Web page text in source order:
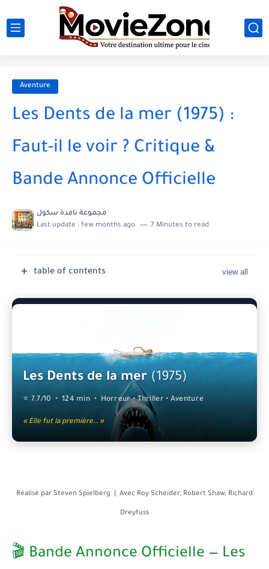
Aventure
Les Dents de la mer (1975) :
Faut-il le voir ? Critique &
Bande Annonce Officielle
مجموعة نافدة سكول
Last update : few months ago 7 Minutes to read
table of contents
Les Dents de la mer(1975)
⭐ 7.7/10 • 124 min • Horreur • Thriller • Aventure
« Elle fut la première… »
Réalisé par Steven Spielberg | Avec Roy Scheider, Robert Shaw, Richard
Dreyfuss
🎬 Bande Annonce Officielle — Les